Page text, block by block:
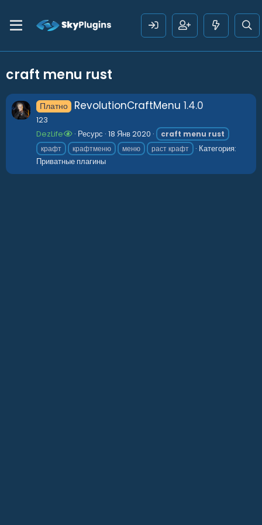
craft menu rust
Платно RevolutionCraftMenu 1.4.0
123
DezLife
Ресурс 18 Янв 2020 craft menu rust
крафт
крафтменю меню раст крафт
Категория:
Приватные плагины